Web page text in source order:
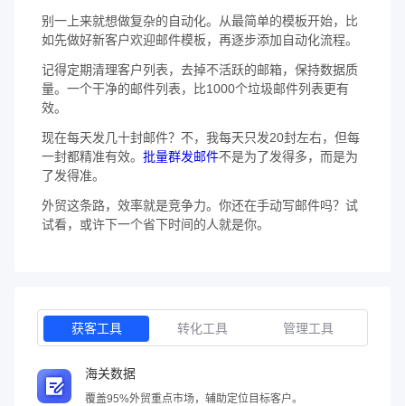
别一上来就想做复杂的自动化。从最简单的模板开始，比
如先做好新客户欢迎邮件模板，再逐步添加自动化流程。
记得定期清理客户列表，去掉不活跃的邮箱，保持数据质
量。一个干净的邮件列表，比1000个垃圾邮件列表更有
效。
现在每天发几十封邮件？不，我每天只发20封左右，但每
一封都精准有效。 批量群发邮件不是为了发得多，而是为
了发得准。
外贸这条路，效率就是竞争力。你还在手动写邮件吗？试
试看，或许下一个省下时间的人就是你。
获客工具 转化工具 管理工具
海关数据
覆盖95%外贸重点市场，辅助定位目标客户。